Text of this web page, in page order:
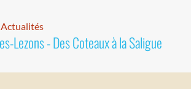
Lezons - Des Coteaux à la Saligue